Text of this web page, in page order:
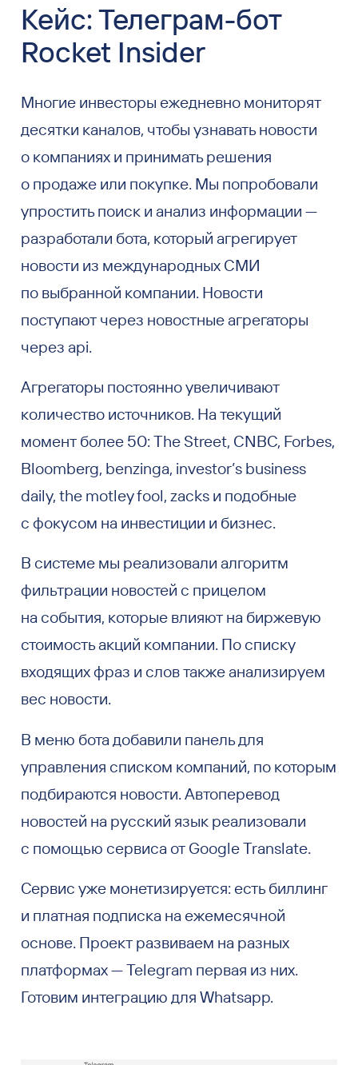
Кейс: Телеграм-бот
Rocket Insider
Многие инвесторы ежедневно мониторят
десятки каналов, чтобы узнавать новости
о компаниях и принимать решения
о продаже или покупке. Мы попробовали
упростить поиск и анализ информации —
разработали бота, который агрегирует
новости из международных СМИ
по выбранной компании. Новости
поступают через новостные агрегаторы
через api.
Агрегаторы постоянно увеличивают
количество источников. На текущий
момент более 50: The Street, CNBC, Forbes,
Bloomberg, benzinga, investor’s business
daily, the motley fool, zacks и подобные
с фокусом на инвестиции и бизнес.
В системе мы реализовали алгоритм
фильтрации новостей с прицелом
на события, которые влияют на биржевую
стоимость акций компании. По списку
входящих фраз и слов также анализируем
вес новости.
В меню бота добавили панель для
управления списком компаний, по которым
подбираются новости. Автоперевод
новостей на русский язык реализовали
с помощью сервиса от Google Translate.
Сервис уже монетизируется: есть биллинг
и платная подписка на ежемесячной
основе. Проект развиваем на разных
платформах — Telegram первая из них.
Готовим интеграцию для Whatsapp.